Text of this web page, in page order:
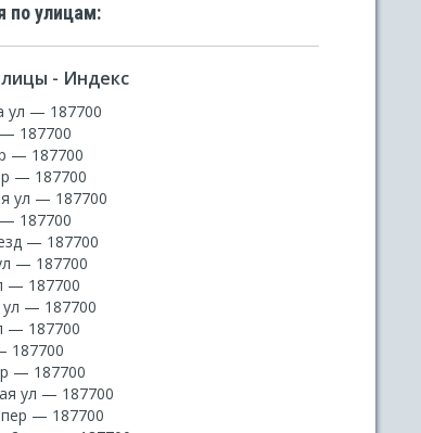
по улицам:
- Индекс
ул — 187700
187700
— 187700
— 187700
ул — 187700
187700
— 187700
— 187700
— 187700
ул — 187700
— 187700
187700
— 187700
ул — 187700
— 187700